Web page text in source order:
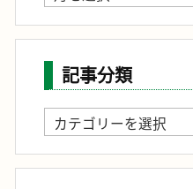
ー
カ
記事分類
記
事
分